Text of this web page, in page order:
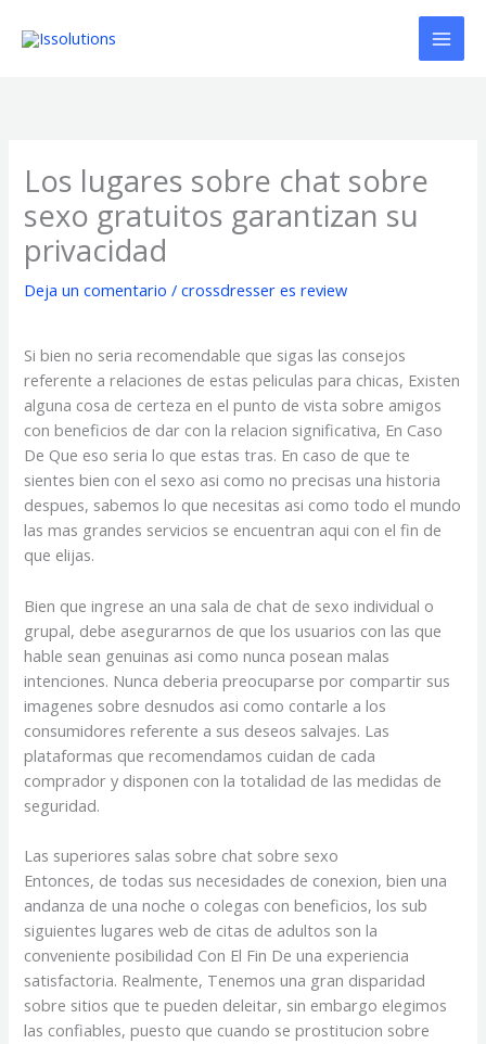
Los lugares sobre chat sobre
sexo gratuitos garantizan su
privacidad
Deja un comentario /crossdresser es review
Si bien no seri­a recomendable que sigas las consejos
referente a relaciones de estas peliculas para chicas, Existen
alguna cosa de certeza en el punto de vista sobre amigos
con beneficios de dar con la relacion significativa, En Caso
De Que eso seri­a lo que estas tras. En caso de que te
sientes bien con el sexo asi­ como no precisas una historia
despues, sabemos lo que necesitas asi­ como todo el mundo
las mas grandes servicios se encuentran aqui con el fin de
que elijas.
Bien que ingrese an una sala de chat de sexo individual o
grupal, debe asegurarnos de que los usuarios con las que
hable sean genuinas asi­ como nunca posean malas
intenciones. Nunca deberia preocuparse por compartir sus
imagenes sobre desnudos asi­ como contarle a los
consumidores referente a sus deseos salvajes. Las
plataformas que recomendamos cuidan de cada
comprador y disponen con la totalidad de las medidas de
seguridad.
Las superiores salas sobre chat sobre sexo
Entonces, de todas sus necesidades de conexion, bien una
andanza de una noche o colegas con beneficios, los sub
siguientes lugares web de citas de adultos son la
conveniente posibilidad Con El Fin De una experiencia
satisfactoria. Realmente, Tenemos una gran disparidad
sobre sitios que te pueden deleitar, sin embargo elegimos
las confiables, puesto que cuando se prostitucion sobre